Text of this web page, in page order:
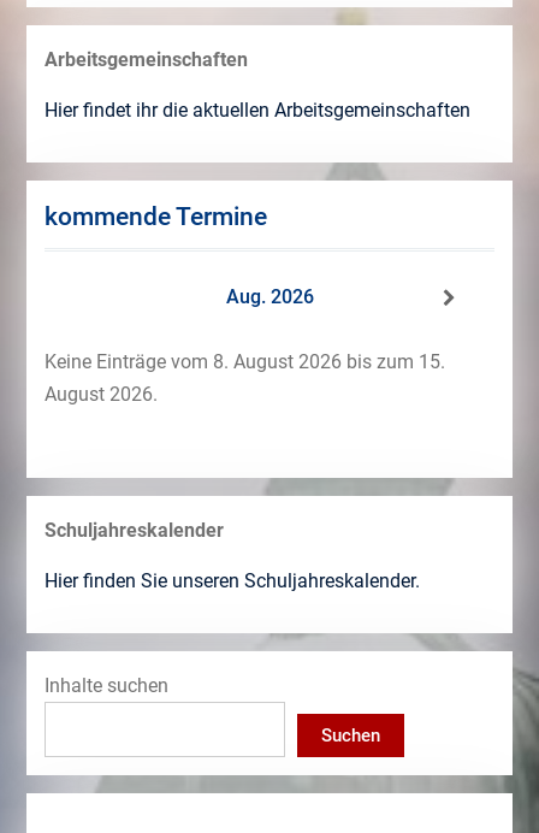
Arbeitsgemeinschaften
Hier findet ihr die aktuellen Arbeitsgemeinschaften
kommende Termine
Aug. 2026
Keine Einträge vom 8. August 2026 bis zum 15.
August 2026.
Schuljahreskalender
Hier finden Sie unseren Schuljahreskalender.
Inhalte suchen
Suchen